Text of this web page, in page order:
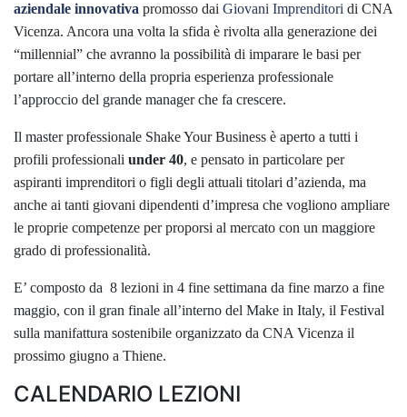
aziendale innovativa promosso dai Giovani Imprenditori di CNA
Vicenza. Ancora una volta la sfida è rivolta alla generazione dei
“millennial” che avranno la possibilità di imparare le basi per
portare all’interno della propria esperienza professionale
l’approccio del grande manager che fa crescere.
Il master professionale Shake Your Business è aperto a tutti i
profili professionali under 40, e pensato in particolare per
aspiranti imprenditori o figli degli attuali titolari d’azienda, ma
anche ai tanti giovani dipendenti d’impresa che vogliono ampliare
le proprie competenze per proporsi al mercato con un maggiore
grado di professionalità.
E’ composto da 8 lezioni in 4 fine settimana da fine marzo a fine
maggio, con il gran finale all’interno del Make in Italy, il Festival
sulla manifattura sostenibile organizzato da CNA Vicenza il
prossimo giugno a Thiene.
CALENDARIO LEZIONI